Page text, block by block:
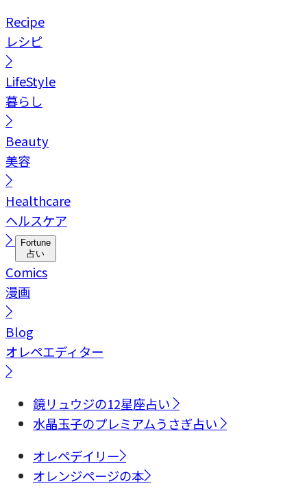
Recipe
レシピ
LifeStyle
暮らし
Beauty
美容
Healthcare
ヘルスケア
Fortune
占い
Comics
漫画
Blog
オレペエディター
鏡リュウジの12星座占い
水晶玉子のプレミアムうさぎ占い
オレペデイリー
オレンジページの本